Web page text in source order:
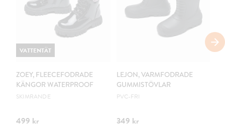
ZOEY, FLEECEFODRADE
KÄNGOR WATERPROOF
SKIMRANDE
499 kr
VATTENTÄT
LEJON, VARMFODRADE
GUMMISTÖVLAR
PVC-FRI
349 kr